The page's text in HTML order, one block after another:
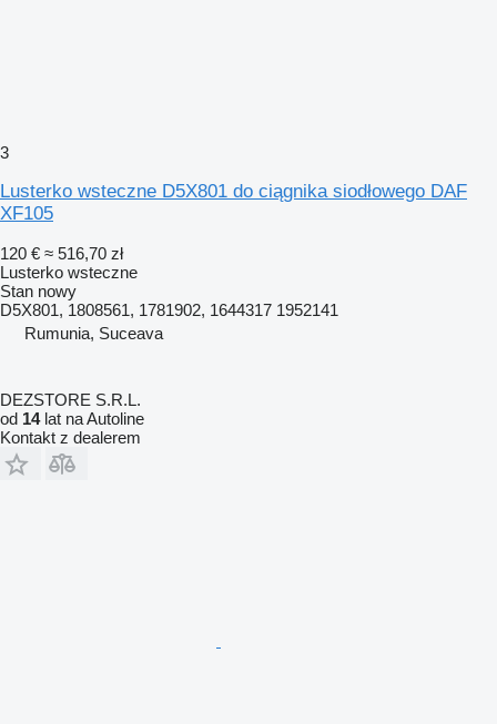
3
Lusterko wsteczne D5X801 do ciągnika siodłowego DAF
XF105
120 € ≈ 516,70 zł
Lusterko wsteczne
Stan nowy
D5X801, 1808561, 1781902, 1644317 1952141
Rumunia, Suceava
DEZSTORE S.R.L.
od 14lat na Autoline
Kontakt z dealerem